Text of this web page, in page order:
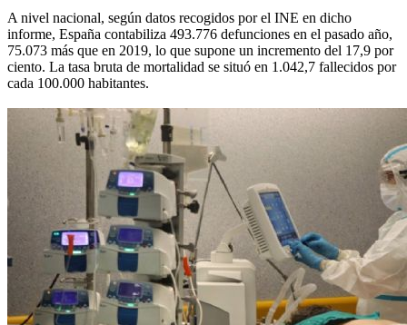
A nivel nacional, según datos recogidos por el INE en dicho
informe, España contabiliza 493.776 defunciones en el pasado año,
75.073 más que en 2019, lo que supone un incremento del 17,9 por
ciento. La tasa bruta de mortalidad se situó en 1.042,7 fallecidos por
cada 100.000 habitantes.